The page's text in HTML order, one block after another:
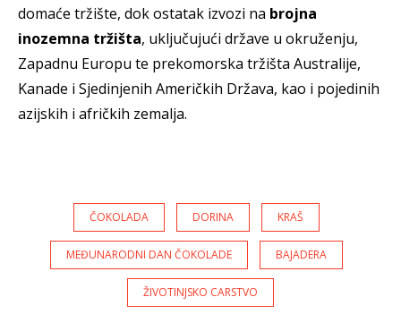
domaće tržište, dok ostatak izvozi na brojna
inozemna tržišta, uključujući države u okruženju,
Zapadnu Europu te prekomorska tržišta Australije,
Kanade i Sjedinjenih Američkih Država, kao i pojedinih
azijskih i afričkih zemalja.
ČOKOLADA DORINA KRAŠ
MEĐUNARODNI DAN ČOKOLADE BAJADERA
ŽIVOTINJSKO CARSTVO